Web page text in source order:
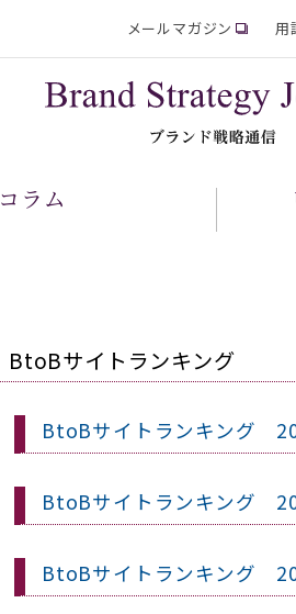
メールマガジン 用
コラム
BtoBサイトランキング
BtoBサイトランキング
BtoBサイトランキング
BtoBサイトランキング